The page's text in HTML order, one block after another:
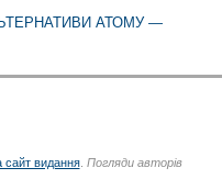
АТОМУ —
сайт видання. Погляди авторів